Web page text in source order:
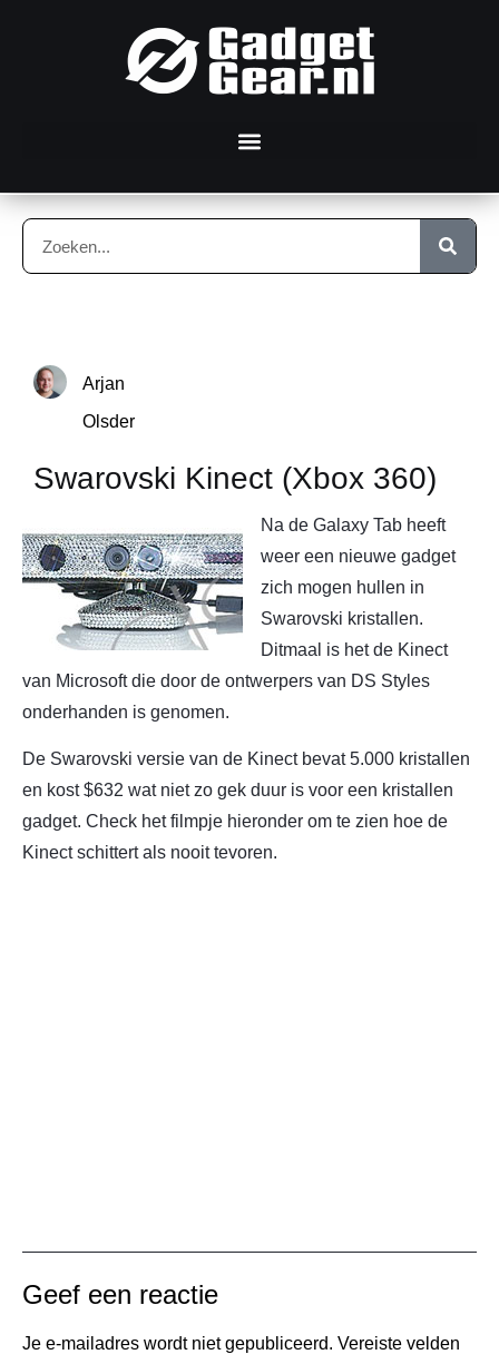
Arjan
Olsder
Swarovski Kinect (Xbox 360)
Na de Galaxy Tab heeft
weer een nieuwe gadget
zich mogen hullen in
Swarovski kristallen.
Ditmaal is het de Kinect
van Microsoft die door de ontwerpers van DS Styles
onderhanden is genomen.
De Swarovski versie van de Kinect bevat 5.000 kristallen
en kost $632 wat niet zo gek duur is voor een kristallen
gadget. Check het filmpje hieronder om te zien hoe de
Kinect schittert als nooit tevoren.
Geef een reactie
Je e-mailadres wordt niet gepubliceerd. Vereiste velden